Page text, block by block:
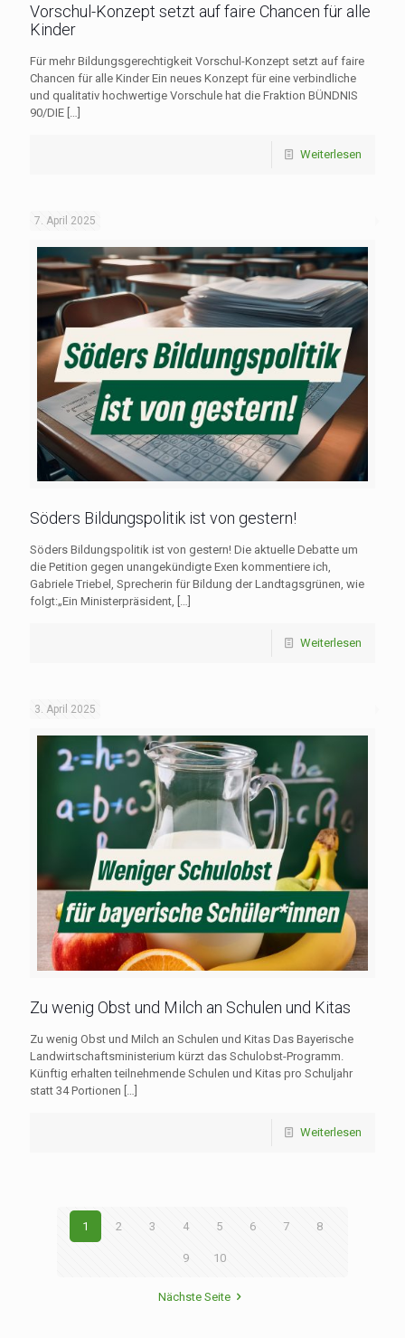
Vorschul-Konzept setzt auf faire Chancen für alle
Kinder
Für mehr Bildungsgerechtigkeit Vorschul-Konzept setzt auf faire
Chancen für alle Kinder Ein neues Konzept für eine verbindliche
und qualitativ hochwertige Vorschule hat die Fraktion BÜNDNIS
90/DIE […]
Weiterlesen
7. April 2025
Söders Bildungspolitik ist von gestern!
Söders Bildungspolitik ist von gestern! Die aktuelle Debatte um
die Petition gegen unangekündigte Exen kommentiere ich,
Gabriele Triebel, Sprecherin für Bildung der Landtagsgrünen, wie
folgt:„Ein Ministerpräsident, […]
Weiterlesen
3. April 2025
Zu wenig Obst und Milch an Schulen und Kitas
Zu wenig Obst und Milch an Schulen und Kitas Das Bayerische
Landwirtschaftsministerium kürzt das Schulobst-Programm.
Künftig erhalten teilnehmende Schulen und Kitas pro Schuljahr
statt 34 Portionen […]
Weiterlesen
1 2 3 4 5 6 7 8
9 10
Nächste Seite